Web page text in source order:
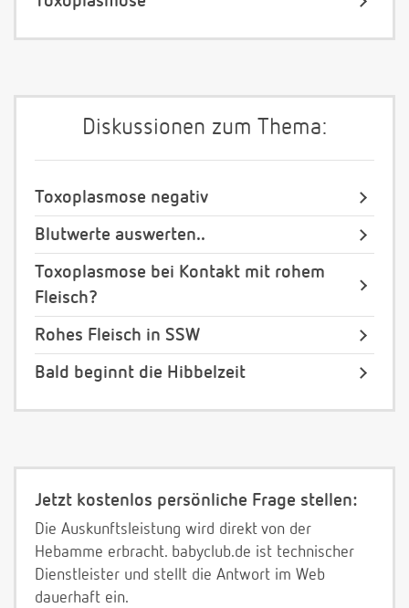
Diskussionen zum Thema:
Toxoplasmose negativ
Blutwerte auswerten..
Toxoplasmose bei Kontakt mit rohem
Fleisch?
Rohes Fleisch in SSW
Bald beginnt die Hibbelzeit
Jetzt kostenlos persönliche Frage stellen:
Die Auskunftsleistung wird direkt von der
Hebamme erbracht. babyclub.de ist technischer
Dienstleister und stellt die Antwort im Web
dauerhaft ein.